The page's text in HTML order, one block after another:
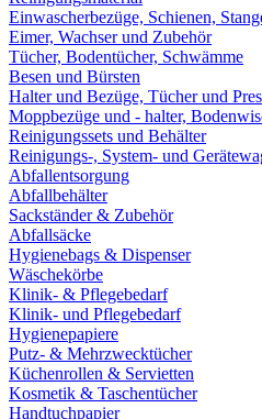
Einwascherbezüge, Schienen,
Eimer, Wachser und Zubehör
Tücher, Bodentücher, Schwämme
Besen und Bürsten
Halter und Bezüge, Tücher und
Moppbezüge und - halter,
Reinigungssets und Behälter
Reinigungs-, System- und
Abfallentsorgung
Abfallbehälter
Sackständer & Zubehör
Abfallsäcke
Hygienebags & Dispenser
Wäschekörbe
Klinik- & Pflegebedarf
Klinik- und Pflegebedarf
Hygienepapiere
Putz- & Mehrzwecktücher
Küchenrollen & Servietten
Kosmetik & Taschentücher
Handtuchpapier